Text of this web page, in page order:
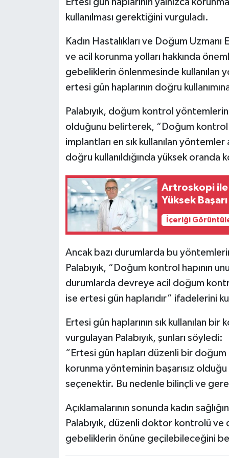
kullanılması gerektiğini vurguladı.
Kadın Hastalıkları ve Doğum
ve acil korunma yolları hakkında
gebeliklerin önlenmesinde kullanılan
ertesi gün haplarının doğru
Palabıyık, doğum kontrol
olduğunu belirterek, “Doğum kontrol
implantları en sık kullanılan
doğru kullanıldığında yüksek oranda
Artroskopi ile
Yüksek Başarı
İçeriği
Ancak bazı durumlarda bu
Palabıyık, “Doğum kontrol hapının
durumlarda devreye acil doğum
ise ertesi gün haplarıdır” ifadelerini
Ertesi gün haplarının sık kullanılan
vurgulayan Palabıyık, şunları söyledi:
“Ertesi gün hapları düzenli bir
korunma yönteminin başarısız
seçenektir. Bu nedenle bilinçli ve
Açıklamalarının sonunda kadın
Palabıyık, düzenli doktor kontrolü
gebeliklerin önüne geçilebileceğini